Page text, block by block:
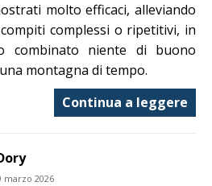
molto efficaci, alleviando
complessi o ripetitivi, in
combinato niente di buono
montagna di tempo.
Continua a leggere
marzo 2026